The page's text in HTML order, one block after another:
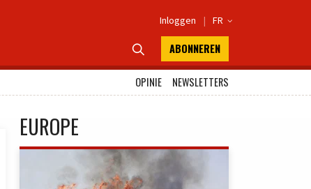
Inloggen | FR 
 ABONNEREN
OPINIE
NEWSLETTERS
EUROPE